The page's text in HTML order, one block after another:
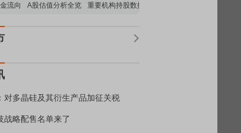
向 A股估值分析全览 重要机构持股数据
对多晶硅及其衍生产品加征关税
战略配售名单来了